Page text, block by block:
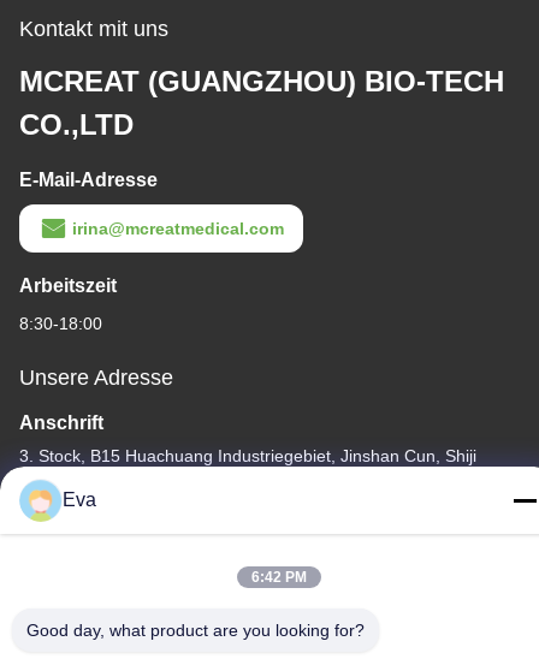
Kontakt mit uns
MCREAT (GUANGZHOU) BIO-TECH
CO.,LTD
E-Mail-Adresse
irina@mcreatmedical.com
Arbeitszeit
8:30-18:00
Unsere Adresse
Anschrift
3. Stock, B15 Huachuang Industriegebiet, Jinshan Cun, Shiji
Stadt, Bezirk Panyu, Guangzhou, Guangdong China
Tel.
Eva
6:42 PM
Good day, what product are you looking for?